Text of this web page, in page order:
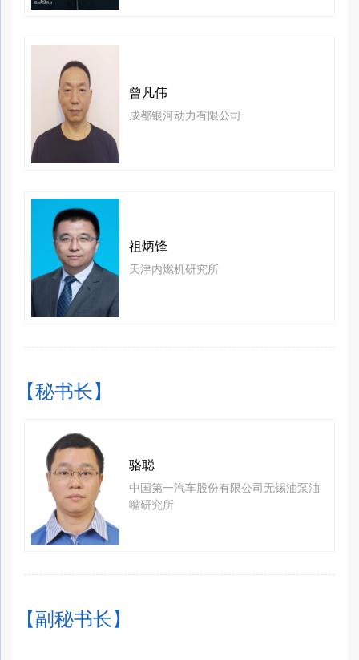
曾凡伟
成都银河动力有限公司
祖炳锋
天津内燃机研究所
【秘书长】
骆聪
中国第一汽车股份有限公司无锡油泵油
嘴研究所
【副秘书长】